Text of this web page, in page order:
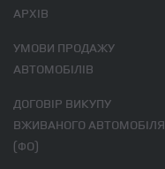
АРХІВ
УМОВИ ПРОДАЖУ
АВТОМОБІЛІВ
ДОГОВІР ВИКУПУ
ВЖИВАНОГО АВТОМОБІЛЯ
(ФО)